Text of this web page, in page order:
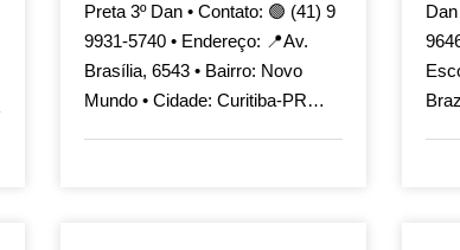
Preta 3º Dan • Contato: 🟢 (41) 9
9931-5740 • Endereço: 📍Av.
Brasília, 6543 • Bairro: Novo
Mundo • Cidade: Curitiba-PR…